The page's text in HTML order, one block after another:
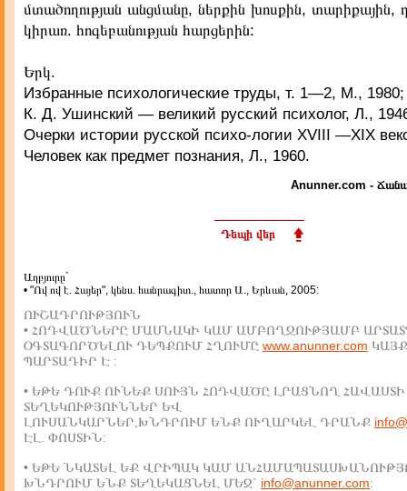
մտածողության անցմանը, ներքին խոսքին, տարիքային,
կիրառ. հոգեբանության հարցերին:
Երկ.
Избранные психологические труды, т. 1—2, М., 1980;
К. Д. Ушинский — великий русский психолог, Л.,
Очерки истории русской психо-логии XVIII —XIX
Человек как предмет познания, Л., 1960.
Anunner.com -
Դեպի վեր
Աղբյուրը`
• "Ով ով է. Հայեր", կենս. հանրագիտ., հատոր Ա., Երևան, 2005:
ՈՒՇԱԴՐՈՒԹՅՈՒՆ
• ՀՈԴՎԱԾՆԵՐԸ ՄԱՍՆԱԿԻ ԿԱՄ ԱՄԲՈՂՋՈՒԹՅԱՄԲ
ՕԳՏԱԳՈՐԾԵԼՈՒ ԴԵՊՔՈՒՄ ՀՂՈՒՄԸ www.anunner.com
ՊԱՐՏԱԴԻՐ Է :
• ԵԹԵ ԴՈՒՔ ՈՒՆԵՔ ՍՈՒՅՆ ՀՈԴՎԱԾԸ ԼՐԱՑՆՈՂ ՀԱՎԱՍՏԻ
ՏԵՂԵԿՈՒԹՅՈՒՆՆԵՐ ԵՎ
ԼՈՒՍԱՆԿԱՐՆԵՐ,ԽՆԴՐՈՒՄ ԵՆՔ ՈՒՂԱՐԿԵԼ ԴՐԱՆՔ
ԷԼ. ՓՈՍՏԻՆ:
• ԵԹԵ ՆԿԱՏԵԼ ԵՔ ՎՐԻՊԱԿ ԿԱՄ
ԽՆԴՐՈՒՄ ԵՆՔ ՏԵՂԵԿԱՑՆԵԼ ՄԵԶ` info@anunner.com: